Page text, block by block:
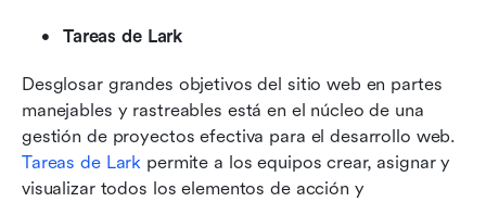
Tareas de Lark
Desglosar grandes objetivos del sitio web en partes
manejables y rastreables está en el núcleo de una
Tareas de Lark permite a los equipos crear, asignar y
visualizar todos los elementos de acción y